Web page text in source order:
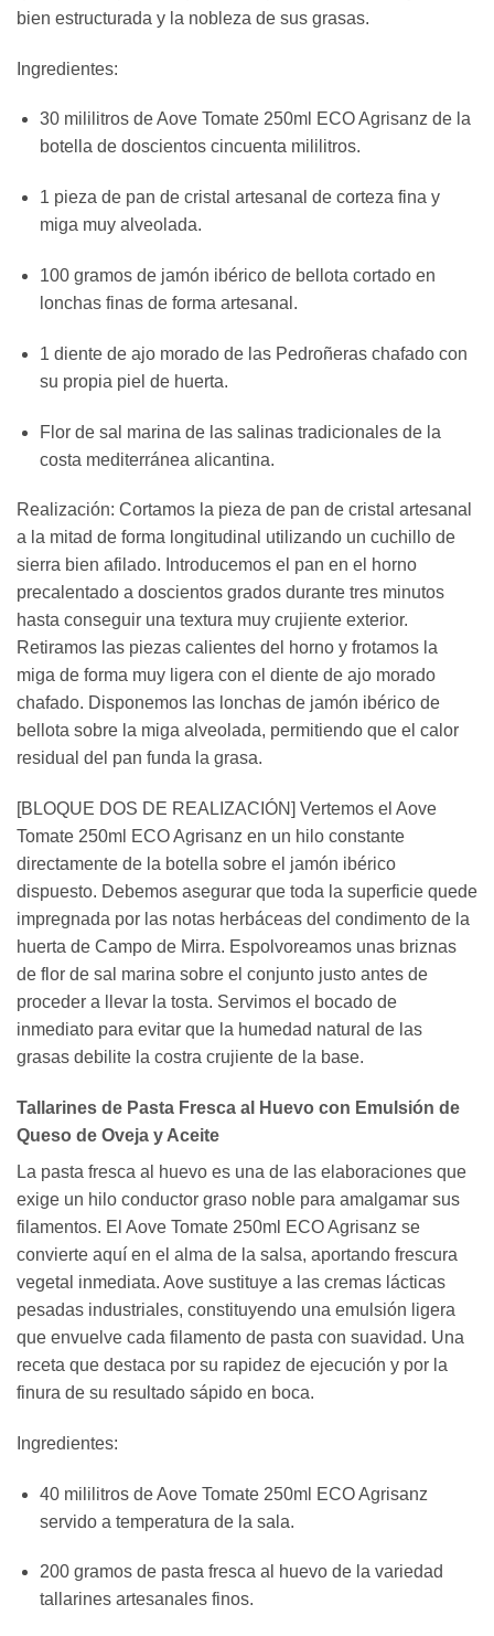
bien estructurada y la nobleza de sus grasas.
Ingredientes:
30 mililitros de Aove Tomate 250ml ECO Agrisanz de la
botella de doscientos cincuenta mililitros.
1 pieza de pan de cristal artesanal de corteza fina y
miga muy alveolada.
100 gramos de jamón ibérico de bellota cortado en
lonchas finas de forma artesanal.
1 diente de ajo morado de las Pedroñeras chafado con
su propia piel de huerta.
Flor de sal marina de las salinas tradicionales de la
costa mediterránea alicantina.
Realización: Cortamos la pieza de pan de cristal artesanal
a la mitad de forma longitudinal utilizando un cuchillo de
sierra bien afilado. Introducemos el pan en el horno
precalentado a doscientos grados durante tres minutos
hasta conseguir una textura muy crujiente exterior.
Retiramos las piezas calientes del horno y frotamos la
miga de forma muy ligera con el diente de ajo morado
chafado. Disponemos las lonchas de jamón ibérico de
bellota sobre la miga alveolada, permitiendo que el calor
residual del pan funda la grasa.
[BLOQUE DOS DE REALIZACIÓN] Vertemos el Aove
Tomate 250ml ECO Agrisanz en un hilo constante
directamente de la botella sobre el jamón ibérico
dispuesto. Debemos asegurar que toda la superficie quede
impregnada por las notas herbáceas del condimento de la
huerta de Campo de Mirra. Espolvoreamos unas briznas
de flor de sal marina sobre el conjunto justo antes de
proceder a llevar la tosta. Servimos el bocado de
inmediato para evitar que la humedad natural de las
grasas debilite la costra crujiente de la base.
Tallarines de Pasta Fresca al Huevo con Emulsión de
Queso de Oveja y Aceite
La pasta fresca al huevo es una de las elaboraciones que
exige un hilo conductor graso noble para amalgamar sus
filamentos. El Aove Tomate 250ml ECO Agrisanz se
convierte aquí en el alma de la salsa, aportando frescura
vegetal inmediata. Aove sustituye a las cremas lácticas
pesadas industriales, constituyendo una emulsión ligera
que envuelve cada filamento de pasta con suavidad. Una
receta que destaca por su rapidez de ejecución y por la
finura de su resultado sápido en boca.
Ingredientes:
40 mililitros de Aove Tomate 250ml ECO Agrisanz
servido a temperatura de la sala.
200 gramos de pasta fresca al huevo de la variedad
tallarines artesanales finos.